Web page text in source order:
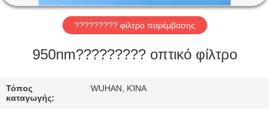
ΓΎΡΟΣ
ΕΡΓΟΣΤΑΣΊΩΝ
ΈΛΕΓΧΟΣ
????????? φίλτρο παρέμβασης
950nm????????? οπτικό φίλτρο
Τόπος
καταγωγής:
WUHAN, ΚΊΝΑ